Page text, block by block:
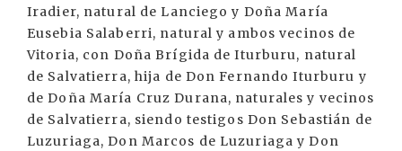
Iradier, natural de Lanciego y Doña María
Eusebia Salaberri, natural y ambos vecinos de
Vitoria, con Doña Brígida de Iturburu, natural
de Salvatierra, hija de Don Fernando Iturburu y
de Doña María Cruz Durana, naturales y vecinos
de Salvatierra, siendo testigos Don Sebastián de
Luzuriaga, Don Marcos de Luzuriaga y Don